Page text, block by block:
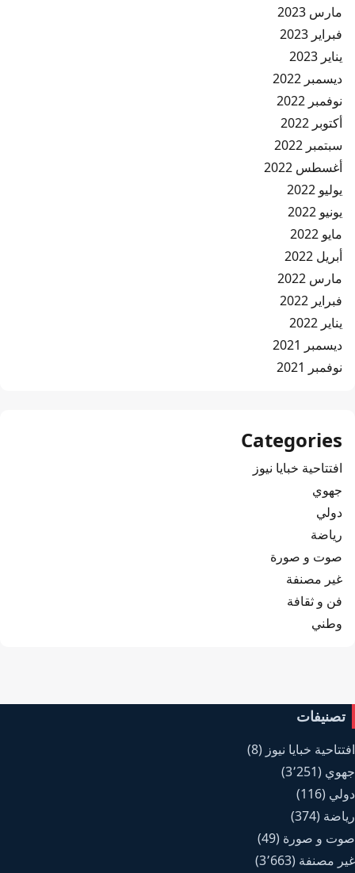
مارس 2023
فبراير 2023
يناير 2023
ديسمبر 2022
نوفمبر 2022
أكتوبر 2022
سبتمبر 2022
أغسطس 2022
يوليو 2022
يونيو 2022
مايو 2022
أبريل 2022
مارس 2022
فبراير 2022
يناير 2022
ديسمبر 2021
نوفمبر 2021
Categories
افتتاحية خبايا نيوز
جهوي
دولي
رياضة
صوت و صورة
غير مصنفة
فن و ثقافة
وطني
تصنيفات
افتتاحية خبايا نيوز (8)
جهوي (3٬251)
دولي (116)
رياضة (374)
صوت و صورة (49)
غير مصنفة (3٬663)